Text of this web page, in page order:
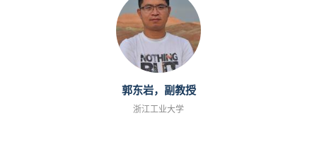
郭东岩，副教授
浙江工业大学